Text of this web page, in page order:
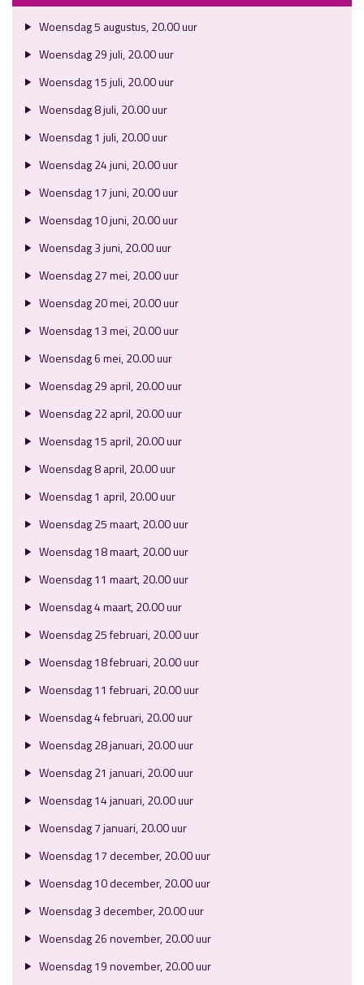
Woensdag 5 augustus, 20.00 uur
Woensdag 29 juli, 20.00 uur
Woensdag 15 juli, 20.00 uur
Woensdag 8 juli, 20.00 uur
Woensdag 1 juli, 20.00 uur
Woensdag 24 juni, 20.00 uur
Woensdag 17 juni, 20.00 uur
Woensdag 10 juni, 20.00 uur
Woensdag 3 juni, 20.00 uur
Woensdag 27 mei, 20.00 uur
Woensdag 20 mei, 20.00 uur
Woensdag 13 mei, 20.00 uur
Woensdag 6 mei, 20.00 uur
Woensdag 29 april, 20.00 uur
Woensdag 22 april, 20.00 uur
Woensdag 15 april, 20.00 uur
Woensdag 8 april, 20.00 uur
Woensdag 1 april, 20.00 uur
Woensdag 25 maart, 20.00 uur
Woensdag 18 maart, 20.00 uur
Woensdag 11 maart, 20.00 uur
Woensdag 4 maart, 20.00 uur
Woensdag 25 februari, 20.00 uur
Woensdag 18 februari, 20.00 uur
Woensdag 11 februari, 20.00 uur
Woensdag 4 februari, 20.00 uur
Woensdag 28 januari, 20.00 uur
Woensdag 21 januari, 20.00 uur
Woensdag 14 januari, 20.00 uur
Woensdag 7 januari, 20.00 uur
Woensdag 17 december, 20.00 uur
Woensdag 10 december, 20.00 uur
Woensdag 3 december, 20.00 uur
Woensdag 26 november, 20.00 uur
Woensdag 19 november, 20.00 uur